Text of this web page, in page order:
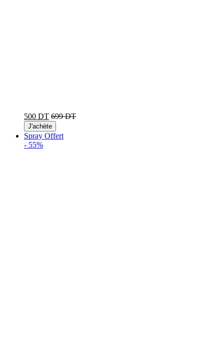
500 DT 699 DT
J'achète
Spray Offert
- 55%